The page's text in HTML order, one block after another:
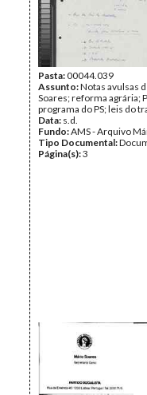
Pasta:00044.039
Assunto:Notas avulsas
Soares; reforma agrária;
programa do PS; leis do
Data: s.d.
Fundo:AMS - Arquivo
Tipo Documental:
Página(s):3